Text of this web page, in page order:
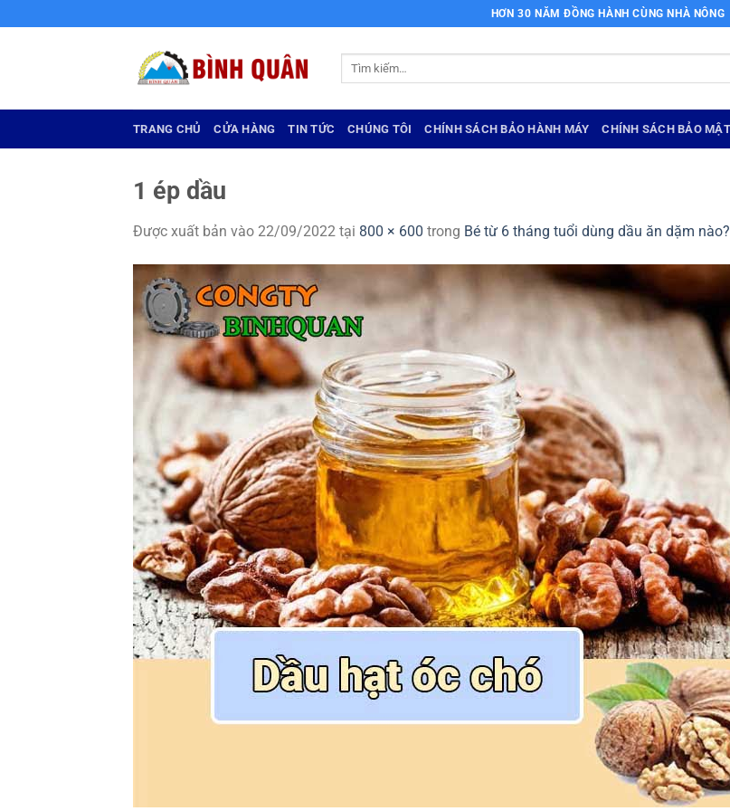
qua
HƠN 30 NĂM ĐỒNG HÀNH CÙNG NHÀ NÔNG
TRANG CHỦ CỬA HÀNG TIN TỨC CHÚNG TÔI CHÍNH SÁCH BẢO HÀNH MÁY CHÍNH SÁCH BẢO
1 ép dầu
Được xuất bản vào 22/09/2022 tại 800 × 600 trong Bé từ 6 tháng tuổi dùng dầu ăn dặm nào?